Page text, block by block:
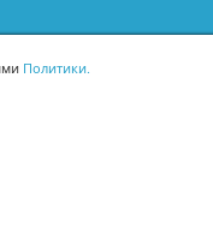
Политики.